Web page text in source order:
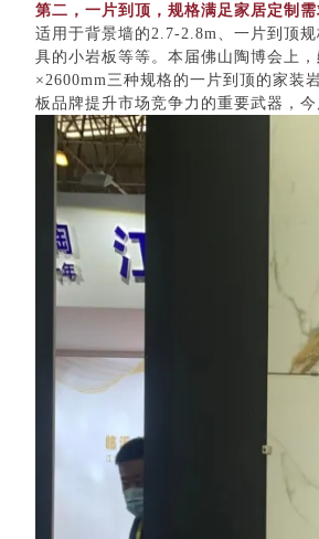
第二，一片到顶，规格满足家居定制需
适用于背景墙的2.7-2.8m、一片到顶
具的小岩板等等。本届佛山陶博会上，
×2600mm三种规格的一片到顶的家装岩
板品牌提升市场竞争力的重要武器，